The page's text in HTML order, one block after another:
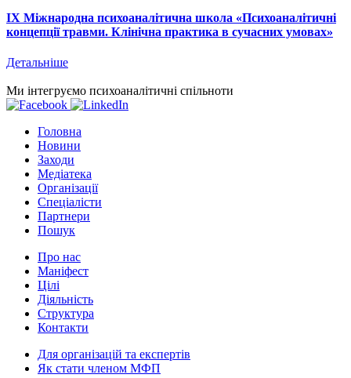
IX Міжнародна психоаналітична школа «Психоаналітичні
концепції травми. Клінічна практика в сучасних умовах»
Детальніше
Ми інтегруємо психоаналітичні спільноти
Головна
Новини
Заходи
Медіатека
Організації
Спеціалісти
Партнери
Пошук
Про нас
Маніфест
Цілі
Діяльність
Структура
Контакти
Для організацій та експертів
Як стати членом МФП